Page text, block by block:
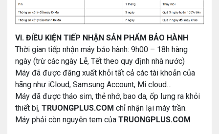
VI. ĐIỀU KIỆN TIẾP NHẬN SẢN PHẨM BẢO HÀNH
Thời gian tiếp nhận máy bảo hành: 9h00 – 18h hàng
ngày (trừ các ngày Lễ, Tết theo quy định nhà nước)
Máy đã được đăng xuất khỏi tất cả các tài khoản của
hãng như iCloud, Samsung Account, Mi cloud…
Máy đã được tháo sim, thẻ nhớ, bao da, ốp lưng ra khỏi
thiết bị, TRUONGPLUS.COM chỉ nhận lại máy trần.
Máy phải còn nguyên tem của TRUONGPLUS.COM